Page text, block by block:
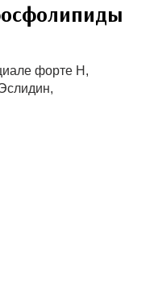
форте Н,